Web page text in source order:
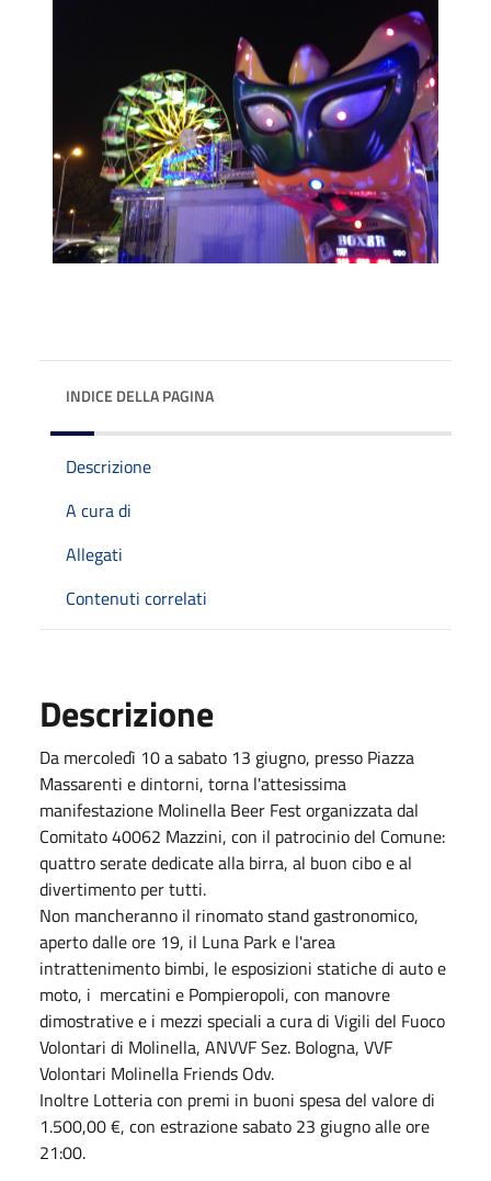
INDICE DELLA PAGINA
Descrizione
A cura di
Allegati
Contenuti correlati
Descrizione
Da mercoledì 10 a sabato 13 giugno, presso Piazza
Massarenti e dintorni, torna l'attesissima
manifestazione Molinella Beer Fest organizzata dal
Comitato 40062 Mazzini, con il patrocinio del Comune:
quattro serate dedicate alla birra, al buon cibo e al
divertimento per tutti.
Non mancheranno il rinomato stand gastronomico,
aperto dalle ore 19, il Luna Park e l'area
intrattenimento bimbi, le esposizioni statiche di auto e
moto, i mercatini e Pompieropoli, con manovre
dimostrative e i mezzi speciali a cura di Vigili del Fuoco
Volontari di Molinella, ANVVF Sez. Bologna, VVF
Volontari Molinella Friends Odv.
Inoltre Lotteria con premi in buoni spesa del valore di
1.500,00 €, con estrazione sabato 23 giugno alle ore
21:00.